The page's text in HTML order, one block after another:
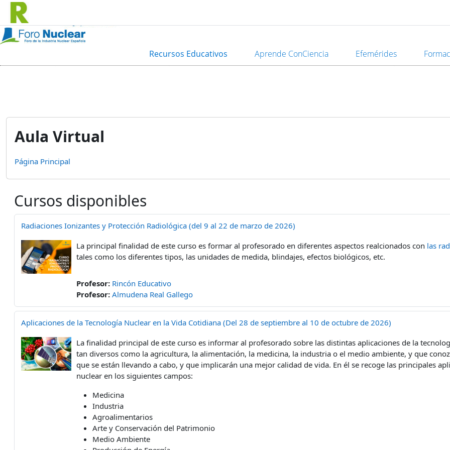
Salta al contenido principal
Recursos Educativos Aprende ConCiencia Efemérides
Aula Virtual
Página Principal
Cursos disponibles
Radiaciones Ionizantes y Protección Radiológica (del 9 al 22 de marzo de 2026)
La principal finalidad de este curso es formar al profesorado en diferentes aspectos realcionados con las
tales como los diferentes tipos, las unidades de medida, blindajes, efectos biológicos, etc.
Profesor: Rincón Educativo
Profesor: Almudena Real Gallego
Aplicaciones de la Tecnología Nuclear en la Vida Cotidiana (Del 28 de septiembre al 10 de octubre de 2026)
La finalidad principal de este curso es informar al profesorado sobre las distintas aplicaciones de la
tan diversos como la agricultura, la alimentación, la medicina, la industria o el medio ambiente, y que
que se están llevando a cabo, y que implicarán una mejor calidad de vida. En él se recoge las principales
nuclear en los siguientes campos:
Medicina
Industria
Agroalimentarios
Arte y Conservación del Patrimonio
Medio Ambiente